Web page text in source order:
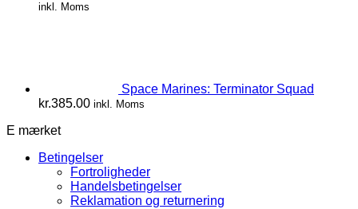
inkl. Moms
Space Marines: Terminator Squad
kr.385.00 inkl. Moms
E mærket
Betingelser
Fortroligheder
Handelsbetingelser
Reklamation og returnering